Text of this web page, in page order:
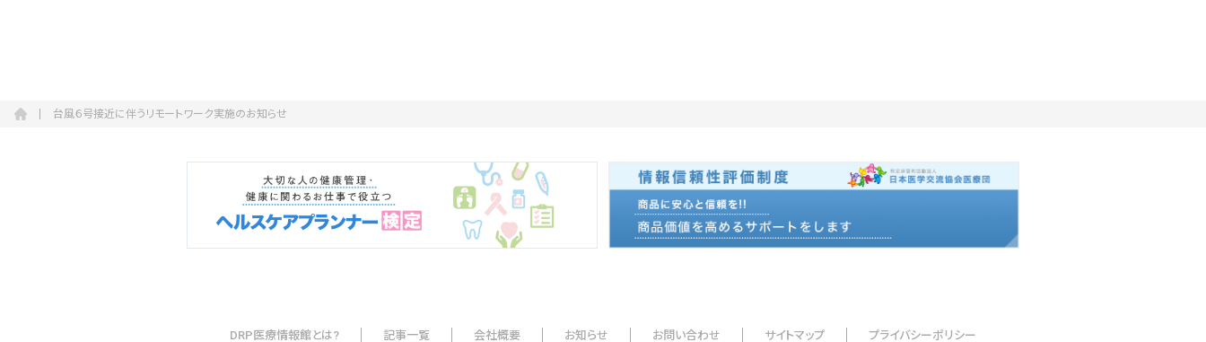
台風６号接近に伴うリモートワーク実施のお知らせ
DRP医療情報館とは? 記事一覧 会社概要 お知らせ お問い合わせ サイトマップ プライバシーポリシー